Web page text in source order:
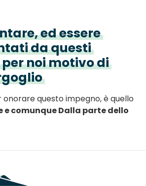
ed essere
da questi
noi motivo di
onorare questo impegno, è quello
e comunqueDalla parte dello